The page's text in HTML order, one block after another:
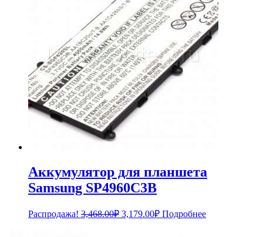
Аккумулятор для планшета
Samsung SP4960C3B
Распродажа! 3,468.00₽ Первоначальная
3,179.00₽Текущая
Подробнее